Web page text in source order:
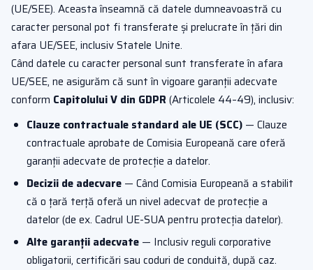
(UE/SEE). Aceasta înseamnă că datele dumneavoastră cu
caracter personal pot fi transferate și prelucrate în țări din
afara UE/SEE, inclusiv Statele Unite.
Când datele cu caracter personal sunt transferate în afara
UE/SEE, ne asigurăm că sunt în vigoare garanții adecvate
conform Capitolului V din GDPR (Articolele 44–49), inclusiv:
Clauze contractuale standard ale UE (SCC) — Clauze
contractuale aprobate de Comisia Europeană care oferă
garanții adecvate de protecție a datelor.
Decizii de adecvare — Când Comisia Europeană a stabilit
că o țară terță oferă un nivel adecvat de protecție a
datelor (de ex. Cadrul UE-SUA pentru protecția datelor).
Alte garanții adecvate — Inclusiv reguli corporative
obligatorii, certificări sau coduri de conduită, după caz.